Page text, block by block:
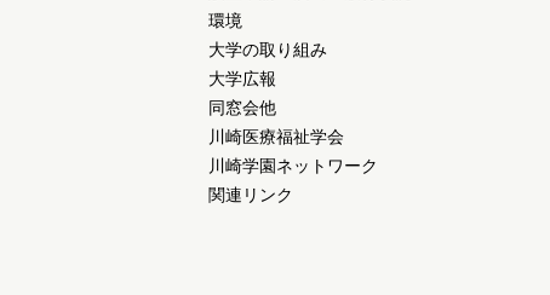
環境
大学の取り組み
大学広報
同窓会他
川崎医療福祉学会
川崎学園ネットワーク
関連リンク